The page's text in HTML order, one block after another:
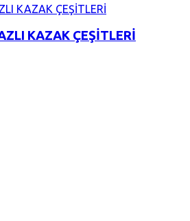
KAZAK ÇEŞİTLERİ